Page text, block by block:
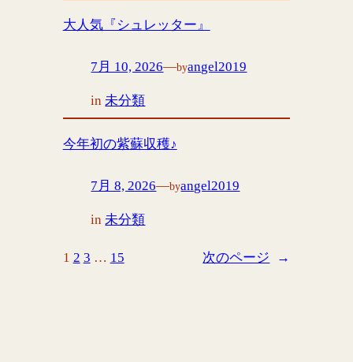
大人気『シュレッター』
7月 10, 2026—byangel2019
in 未分類
今年初の紫蘇収穫♪
7月 8, 2026—byangel2019
in未分類
1 2 3 … 15 次のページ →